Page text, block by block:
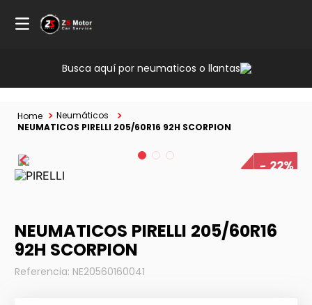
Busca aquí por neumaticos o llantas
Neumáticos
NEUMATICOS PIRELLI 205/60R16 92H SCORPION
22%
NEUMATICOS PIRELLI 205/60R16
92H SCORPION
Referencia: NE20560160041